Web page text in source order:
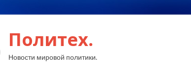
Политех.
Новости мировой политики.